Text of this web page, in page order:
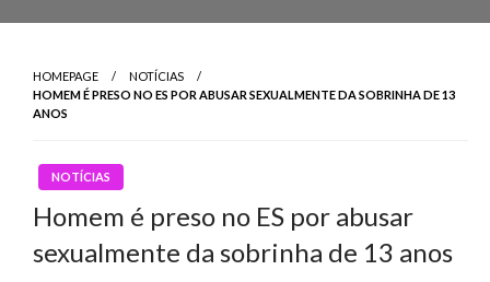
HOMEPAGE
NOTÍCIAS
HOMEM É PRESO NO ES POR ABUSAR SEXUALMENTE DA SOBRINHA DE 13
ANOS
NOTÍCIAS
Homem é preso no ES por abusar
sexualmente da sobrinha de 13 anos